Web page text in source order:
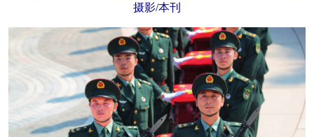
摄影/本刊